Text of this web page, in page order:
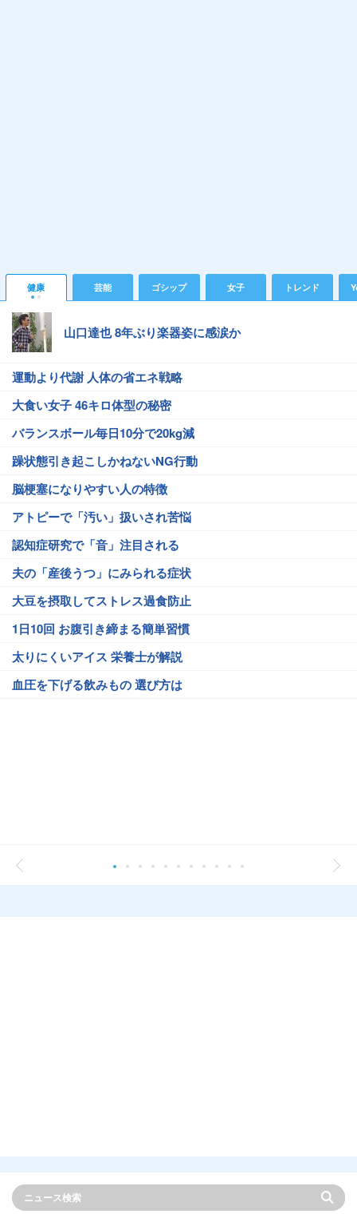
健康 芸能 ゴシップ 女子 トレンド
山口達也 8年ぶり楽器姿に感涙か
運動より代謝 人体の省エネ戦略
大食い女子 46キロ体型の秘密
バランスボール毎日10分で20kg減
躁状態引き起こしかねないNG行動
脳梗塞になりやすい人の特徴
アトピーで「汚い」扱いされ苦悩
認知症研究で「音」注目される
夫の「産後うつ」にみられる症状
大豆を摂取してストレス過食防止
1日10回 お腹引き締まる簡単習慣
太りにくいアイス 栄養士が解説
血圧を下げる飲みもの 選び方は